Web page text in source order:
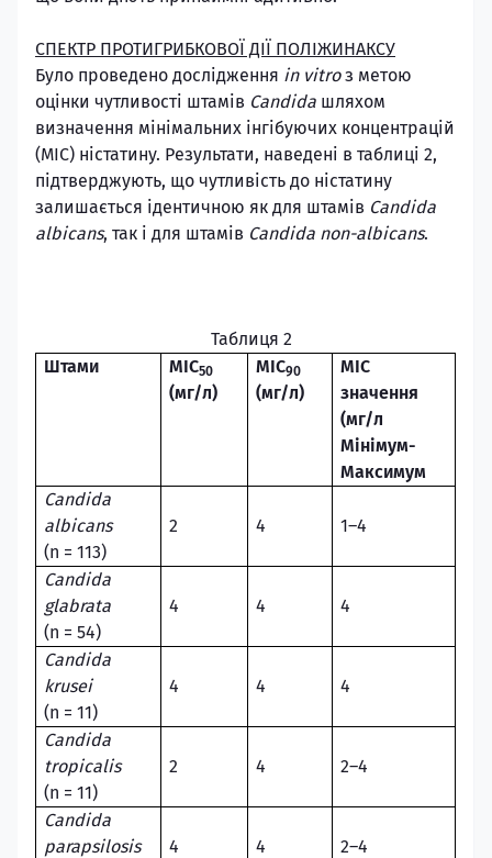
СПЕКТР ПРОТИГРИБКОВОЇ ДІЇ ПОЛІЖИНАКСУ
Було проведено дослідження in vitroз метою
оцінки чутливості штамів Candida шляхом
визначення мінімальних інгібуючих концентрацій
(МІС) ністатину. Результати, наведені в таблиці 2,
підтверджують, що чутливість до ністатину
залишається ідентичною як для штамів Candida
albicans, так і для штамів Candida non-albicans.
Таблиця 2
Штами
MIC50
(мг/л)
MIC90
(мг/л)
MIC
значення
(мг/л
Мінімум-
Максимум
Candida
albicans
(n = 113)
2 4 1–4
Candida
glabrata
(n = 54)
4 4 4
Candida
krusei
(n = 11)
4 4 4
Candida
tropicalis
(n = 11)
2 4 2–4
Candida
parapsilosis
4 4 2–4